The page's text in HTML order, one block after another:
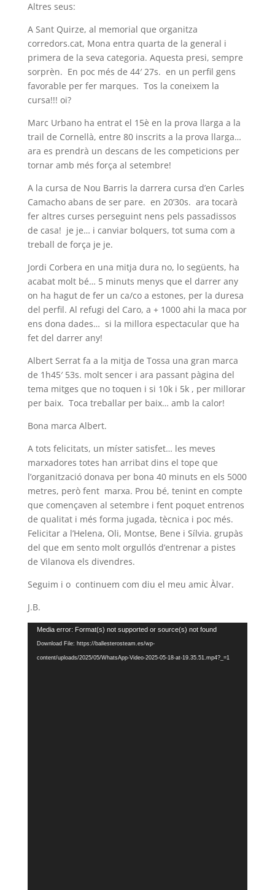
Altres seus:
A Sant Quirze, al memorial que organitza
corredors.cat, Mona entra quarta de la general i
primera de la seva categoria. Aquesta presi, sempre
sorprèn. En poc més de 44′ 27s. en un perfil gens
favorable per fer marques. Tos la coneixem la
cursa!!! oi?
Marc Urbano ha entrat el 15è en la prova llarga a la
trail de Cornellà, entre 80 inscrits a la prova llarga…
ara es prendrà un descans de les competicions per
tornar amb més força al setembre!
A la cursa de Nou Barris la darrera cursa d’en Carles
Camacho abans de ser pare. en 20’30s. ara tocarà
fer altres curses perseguint nens pels passadissos
de casa! je je… i canviar bolquers, tot suma com a
treball de força je je.
Jordi Corbera en una mitja dura no, lo següents, ha
acabat molt bé… 5 minuts menys que el darrer any
on ha hagut de fer un ca/co a estones, per la duresa
del perfil. Al refugi del Caro, a + 1000 ahi la maca por
ens dona dades… si la millora espectacular que ha
fet del darrer any!
Albert Serrat fa a la mitja de Tossa una gran marca
de 1h45′ 53s. molt sencer i ara passant pàgina del
tema mitges que no toquen i si 10k i 5k , per millorar
per baix. Toca treballar per baix… amb la calor!
Bona marca Albert.
A tots felicitats, un míster satisfet… les meves
marxadores totes han arribat dins el tope que
l’organització donava per bona 40 minuts en els 5000
metres, però fent marxa. Prou bé, tenint en compte
que començaven al setembre i fent poquet entrenos
de qualitat i més forma jugada, tècnica i poc més.
Felicitar a l’Helena, Oli, Montse, Bene i Sílvia. grupàs
del que em sento molt orgullós d’entrenar a pistes
de Vilanova els divendres.
Seguim i o continuem com diu el meu amic Àlvar.
J.B.
Video
Player
Media error: Format(s) not supported or source(s) not found
Download File: https://ballesterosteam.es/wp-
content/uploads/2025/05/WhatsApp-Video-2025-05-18-at-19.35.51.mp4?_=1